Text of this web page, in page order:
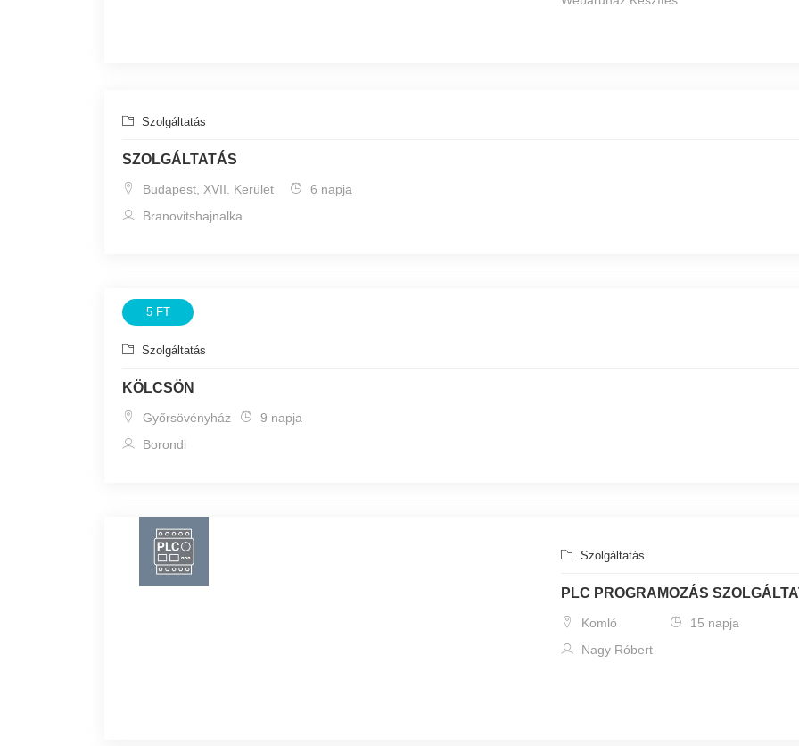
Szolgáltatás
SZOLGÁLTATÁS
Budapest, XVII. Kerület
6 napja
Branovitshajnalka
5 FT
Szolgáltatás
KÖLCSÖN
Győrsövényház
9 napja
Borondi
Szolgáltatás
PLC PROGRAMOZÁS
Komló
15 napja
Nagy Róbert